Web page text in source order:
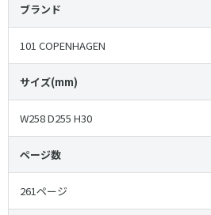
ブランド
101 COPENHAGEN
サイズ(mm)
W258 D255 H30
ページ数
261ページ